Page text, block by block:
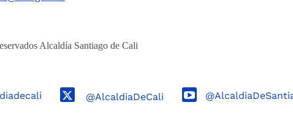
Alcaldía Santiago de Cali
@AlcaldiaDeCali